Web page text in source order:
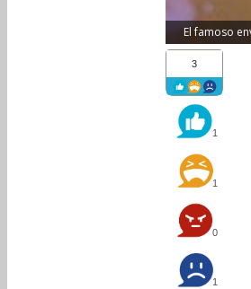
El famoso
3
1
1
0
1